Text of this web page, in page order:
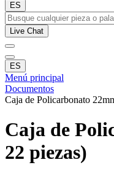
ES
Live Chat
ES
Menú principal
Documentos
Caja de Policarbonato
Caja de
22 piezas)